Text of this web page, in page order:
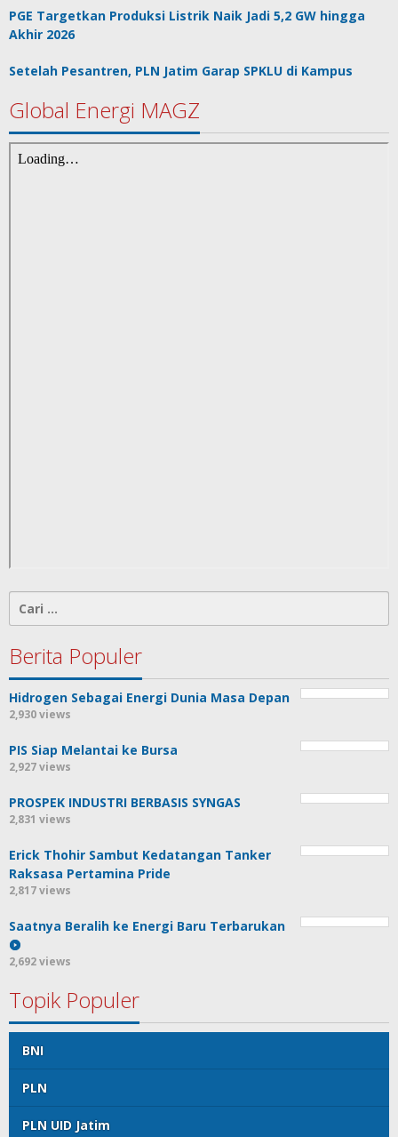
PGE Targetkan Produksi Listrik Naik Jadi 5,2 GW hingga
Akhir 2026
Setelah Pesantren, PLN Jatim Garap SPKLU di Kampus
Global Energi MAGZ
untuk:
Berita Populer
Hidrogen Sebagai Energi Dunia Masa Depan
2,930 views
PIS Siap Melantai ke Bursa
2,927 views
PROSPEK INDUSTRI BERBASIS SYNGAS
2,831 views
Erick Thohir Sambut Kedatangan Tanker
Raksasa Pertamina Pride
2,817 views
Saatnya Beralih ke Energi Baru Terbarukan
2,692 views
Topik Populer
BNI
PLN
PLN UID Jatim